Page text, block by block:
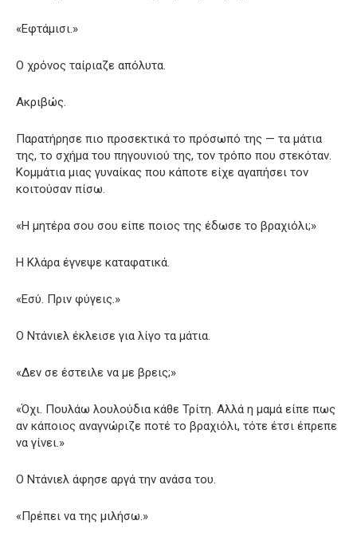
«Εφτάμισι.»
Ο χρόνος ταίριαζε απόλυτα.
Ακριβώς.
Παρατήρησε πιο προσεκτικά το πρόσωπό της — τα μάτια
της, το σχήμα του πηγουνιού της, τον τρόπο που στεκόταν.
Κομμάτια μιας γυναίκας που κάποτε είχε αγαπήσει τον
κοιτούσαν πίσω.
«Η μητέρα σου σου είπε ποιος της έδωσε το βραχιόλι;»
Η Κλάρα έγνεψε καταφατικά.
«Εσύ. Πριν φύγεις.»
Ο Ντάνιελ έκλεισε για λίγο τα μάτια.
«Δεν σε έστειλε να με βρεις;»
«Όχι. Πουλάω λουλούδια κάθε Τρίτη. Αλλά η μαμά είπε πως
αν κάποιος αναγνώριζε ποτέ το βραχιόλι, τότε έτσι έπρεπε
να γίνει.»
Ο Ντάνιελ άφησε αργά την ανάσα του.
«Πρέπει να της μιλήσω.»